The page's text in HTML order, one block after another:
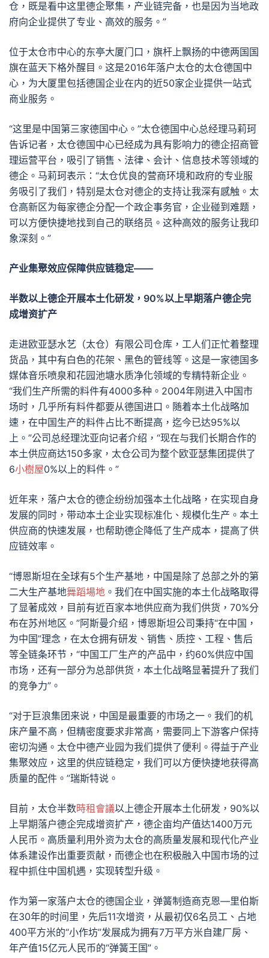
仓，既是看中这里德企聚集，产业链完备，也是因为当地政
府向企业提供了专业、高效的服务。”
位于太仓市中心的东亭大厦门口，旗杆上飘扬的中德两国国
旗在蓝天下格外醒目。这是2016年落户太仓的太仓德国中
心，为大厦里包括德国企业在内的近50家企业提供一站式
商业服务。
“这里是中国第三家德国中心。”太仓德国中心总经理马莉珂
告诉记者，太仓德国中心已经成为具有影响力的德企招商管
理运营平台，吸引了销售、法律、会计、信息技术等领域的
德企。马莉珂表示：“太仓优良的营商环境和政府的专业服
务吸引了我们，特别是太仓对德企的支持让我深有感触。太
仓高新区为每家德企分配一个政企事务官，企业碰到难题，
可以方便快捷地找到自己的联络员。这种高效的服务让我印
象深刻。”
产业集聚效应保障供应链稳定——
半数以上德企开展本土化研发，90%以上早期落户德企完
成增资扩产
走进欧亚瑟水艺（太仓）有限公司仓库，工人们正忙着整理
货品，其中有白色的花架、黑色的管线等。这是一家德国多
媒体音乐喷泉和花园池塘水质净化领域的专精特新企业。
“我们生产所需的料件有4000多种。2004年刚进入中国市
场时，几乎所有料件都要从德国进口。随着本土化战略加
速，在中国生产的料件占比不断提高，迄今已达95%以
上。”公司总经理沈亚向记者介绍，“现在与我们长期合作的
本土供应商达150多家，太仓公司为整个欧亚瑟集团提供了
6小樹屋0%以上的料件。”
近年来，落户太仓的德企纷纷加强本土化战略，在实现自身
发展的同时，带动本土企业实现标准化、规模化生产。本土
供应商的快速发展，也帮助德企降低了生产成本，提高了供
应链效率。
“博恩斯坦在全球有5个生产基地，中国是除了总部之外的第
二大生产基地舞蹈場地 。我们在中国实施的本土化战略取得
了显著成效，目前有近百家本地供应商为我们供货，70%分
布在苏州地区。”阿斯曼介绍，博恩斯坦公司秉持“在中国，
为中国”理念，在太仓拥有研发、销售、质控、工程、售后
等全链条环节，“中国工厂生产的产品中，约60%供应中国
市场，还有一部分为总部供货，本土化战略显著提升了我们
的竞争力”。
“对于巨浪集团来说，中国是最重要的市场之一。我们的机
床产量不高，但精密度要求非常高，需要同上下游客户保持
密切沟通。太仓中德产业园为我们提供了便利。得益于产业
集聚效应，这里的供应链稳定，我们可以方便快捷地获得高
质量的配件。”瑞斯特说。
目前，太仓半数時租會議以上德企开展本土化研发，90%以
上早期落户德企完成增资扩产，德企亩均产值达1400万元
人民币。高质量利用外资为太仓的高质量发展和现代化产业
体系建设作出重要贡献，而德企也在积极融入中国市场的过
程中抓住中国机遇，实现转型升级。
作为第一家落户太仓的德国企业，弹簧制造商克恩—里伯斯
在30年的时间里，先后11次增资，从最初仅6名员工、占地
400平方米的“小作坊”发展成为拥有7万平方米自建厂房、
年产值15亿元人民币的“弹簧王国”。